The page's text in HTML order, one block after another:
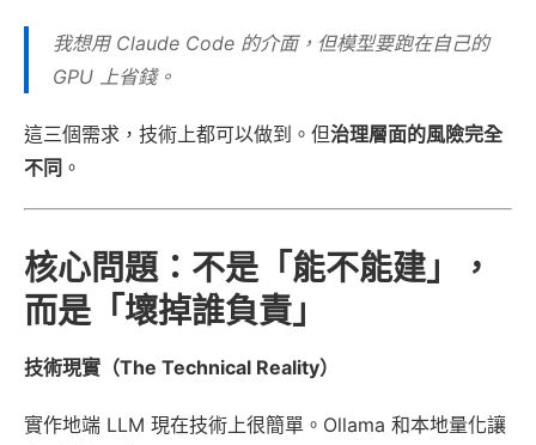
我想用 Claude Code 的介面，但模型要跑在自己的
GPU 上省錢。
這三個需求，技術上都可以做到。但治理層面的風險完全
不同 。
核心問題：不是「能不能建」，
而是「壞掉誰負責」
技術現實（The Technical Reality）
實作地端 LLM 現在技術上很簡單。Ollama 和本地量化讓